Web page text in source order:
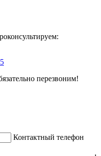
перезвоним!
Контактный телефон